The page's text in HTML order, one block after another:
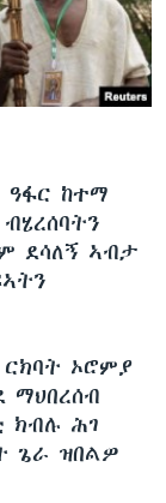
ከተማ
ደሳለኝ ኣብታ
ኦሮምያ
ክብሉ ሕገ
ጌራ ዝበልዎ